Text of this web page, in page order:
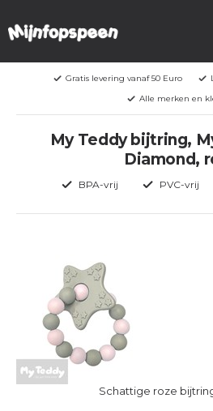
Gratis levering vanaf 50 Euro
Alle merken en
My Teddy bijtring,
Diamond,
BPA-vrij PVC-vrij
Schattige roze